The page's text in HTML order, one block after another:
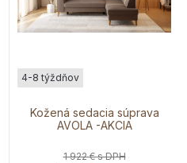
Kožená sedacia súprava
AVOLA -AKCIA
4-8 týždňov
1 922 €s DPH